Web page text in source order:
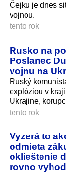
Čejku je dnes
vojnou.
tento rok
Rusko na
Poslanec
vojnu na
Ruský
explóziou v
Ukrajine,
tento rok
Vyzerá to
odmieta
oklieštenie
rovno